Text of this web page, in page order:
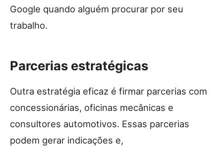
Google quando alguém procurar por seu
trabalho.
Parcerias estratégicas
Outra estratégia eficaz é firmar parcerias com
concessionárias, oficinas mecânicas e
consultores automotivos. Essas parcerias
podem gerar indicações e,